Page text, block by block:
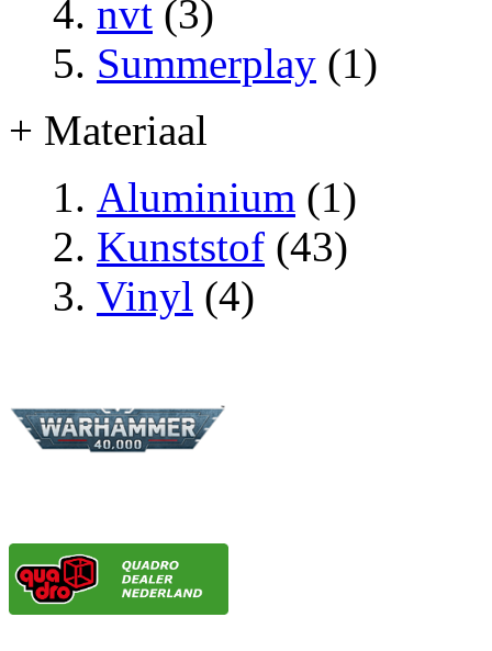
nvt (3)
Summerplay (1)
+ Materiaal
Aluminium (1)
Kunststof (43)
Vinyl (4)